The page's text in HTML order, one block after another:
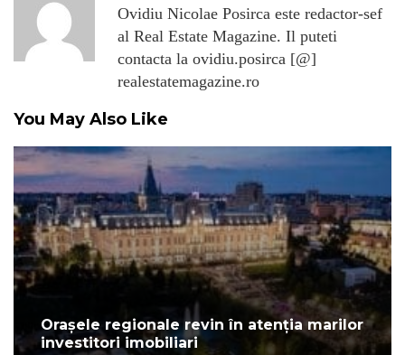
Ovidiu Nicolae Posirca este redactor-sef
al Real Estate Magazine. Il puteti
contacta la ovidiu.posirca [@]
realestatemagazine.ro
You May Also Like
Orașele regionale revin în atenția marilor
investitori imobiliari